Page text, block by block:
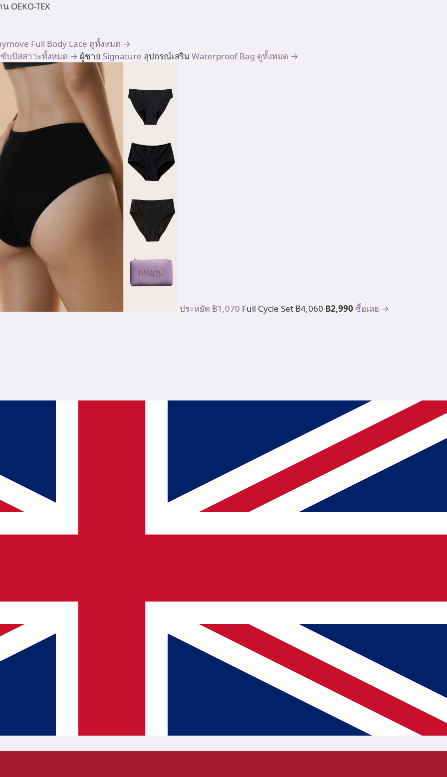
OEKO-TEX
Full Body Lace ดูทั้งหมด →
ซับปัสสาวะทั้งหมด → ผู้ชาย Signature อุปกรณ์เสริม Waterproof Bag ดูทั้งหมด →
ประหยัด ฿1,070 Full Cycle Set฿4,060 ฿2,990 ซื้อเลย →